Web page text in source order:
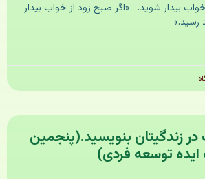
بیدار شوید. «اگر صبح زود از خواب بیدار
رسید.»
زندگیتان بنویسید.(پنجمین
توسعه فردی)